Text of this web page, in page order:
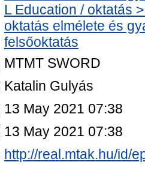
L Education / oktatás
oktatás elmélete és
felsőoktatás
MTMT SWORD
Katalin Gulyás
13 May 2021 07:38
13 May 2021 07:38
http://real.mtak.hu/id/